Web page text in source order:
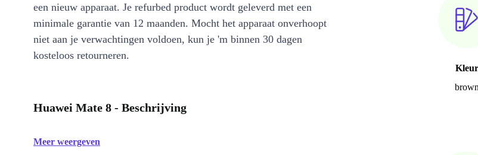
Kleur
brown
een nieuw apparaat. Je refurbed product wordt geleverd met een
minimale garantie van 12 maanden. Mocht het apparaat onverhoopt
niet aan je verwachtingen voldoen, kun je 'm binnen 30 dagen
kosteloos retourneren.
Huawei Mate 8 - Beschrijving
Meer weergeven